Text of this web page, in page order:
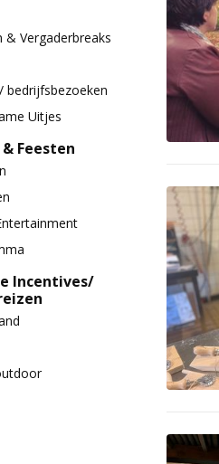
& Vergaderbreaks
bedrijfsbezoeken
Uitjes
Feesten
Incentives/